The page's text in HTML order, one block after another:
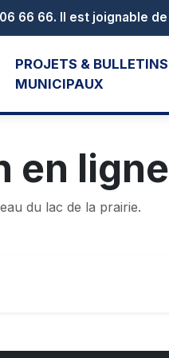
PROJETS & BULLETINS
MUNICIPAUX
en ligne
du lac de la prairie.